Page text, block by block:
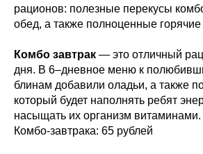
рационов: полезные перекусы
обед, а также полноценные горячие
Комбо завтрак — это отличный
дня. В 6–дневное меню к
блинам добавили оладьи, а также
который будет наполнять ребят
насыщать их организм
Комбо-завтрака: 65 рублей